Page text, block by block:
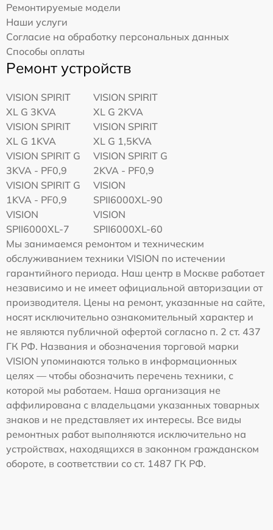
Ремонтируемые модели
Наши услуги
Согласие на обработку персональных данных
Способы оплаты
Ремонт устройств
VISION SPIRIT
XL G 3KVA
VISION SPIRIT
XL G 2KVA
VISION SPIRIT
XL G 1KVA
VISION SPIRIT
XL G 1,5KVA
VISION SPIRIT G
3KVA - PF0,9
VISION SPIRIT G
2KVA - PF0,9
VISION SPIRIT G
1KVA - PF0,9
VISION
SPII6000XL-90
VISION
SPII6000XL-7
VISION
SPII6000XL-60
Мы занимаемся ремонтом и техническим
обслуживанием техники VISION по истечении
гарантийного периода. Наш центр в Москве работает
независимо и не имеет официальной авторизации от
производителя. Цены на ремонт, указанные на сайте,
носят исключительно ознакомительный характер и
не являются публичной офертой согласно п. 2 ст. 437
ГК РФ. Названия и обозначения торговой марки
VISION упоминаются только в информационных
целях — чтобы обозначить перечень техники, с
которой мы работаем. Наша организация не
аффилирована с владельцами указанных товарных
знаков и не представляет их интересы. Все виды
ремонтных работ выполняются исключительно на
устройствах, находящихся в законном гражданском
обороте, в соответствии со ст. 1487 ГК РФ.